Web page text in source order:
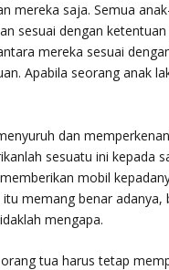
mereka saja. Semua
sesuai dengan
mereka sesuai
Apabila seorang anak
dan
sesuatu ini kepada
mobil
memang benar
mengapa.
tua harus tetap